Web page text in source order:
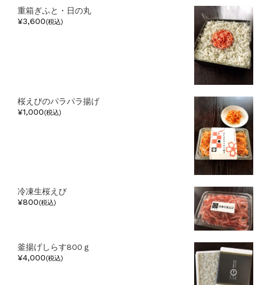
重箱ぎふと・日の丸
¥3,600(税込)
桜えびのパラパラ揚げ
¥1,000(税込)
冷凍生桜えび
¥800(税込)
釜揚げしらす800ｇ
¥4,000(税込)